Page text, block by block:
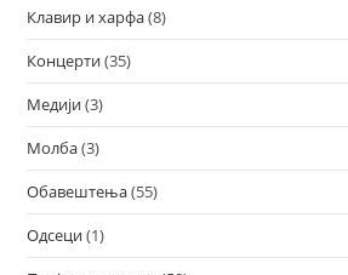
Клавир и харфа(8)
Концерти(35)
Медији(3)
Молба(3)
Обавештења(55)
Одсеци(1)